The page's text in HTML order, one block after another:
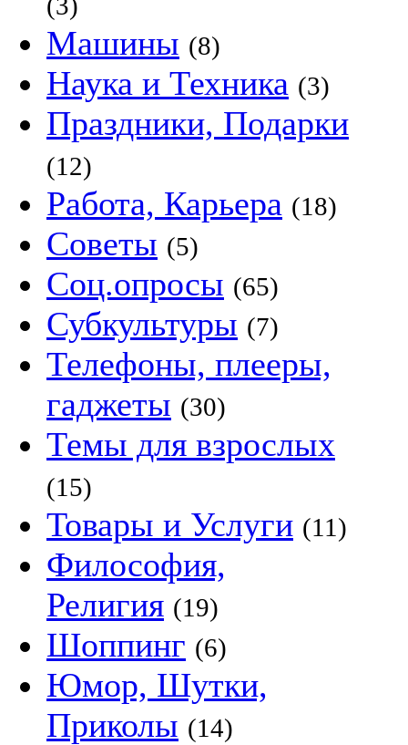
Машины (8)
Наука и Техника (3)
Праздники, Подарки
(12)
Работа, Карьера (18)
Советы (5)
Соц.опросы (65)
Субкультуры (7)
Телефоны, плееры,
гаджеты (30)
Темы для взрослых
(15)
Товары и Услуги (11)
Философия,
Религия (19)
Шоппинг (6)
Юмор, Шутки,
Приколы (14)